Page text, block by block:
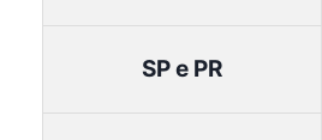
SP e PR